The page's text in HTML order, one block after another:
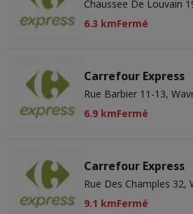
Chaussee De Louvain
6.3 kmFermé
Carrefour Express
Rue Barbier 11-13,
6.9 kmFermé
Carrefour Express
Rue Des Champles 32,
9.1 kmFermé